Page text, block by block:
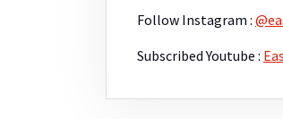
Follow Instagram :
Subscribed Youtube :